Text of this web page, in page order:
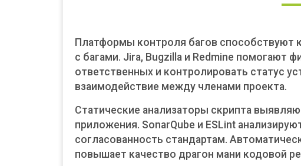
Платформы контроля багов способствуют
с багами. Jira, Bugzilla и Redmine помогают
ответственных и контролировать статус
взаимодействие между членами проекта.
Статические анализаторы скрипта
приложения. SonarQube и ESLint
согласованность стандартам.
повышает качество драгон мани кодовой